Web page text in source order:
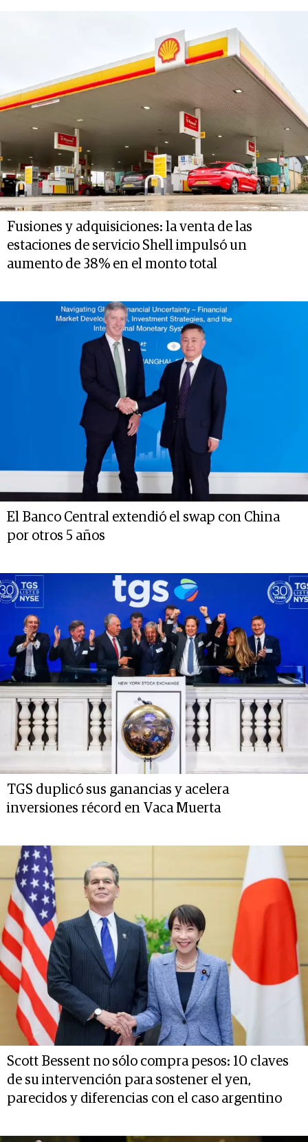
Fusiones y adquisiciones: la venta de las
estaciones de servicio Shell impulsó un
aumento de 38% en el monto total
El Banco Central extendió el swap con China
por otros 5 años
TGS duplicó sus ganancias y acelera
inversiones récord en Vaca Muerta
Scott Bessent no sólo compra pesos: 10 claves
de su intervención para sostener el yen,
parecidos y diferencias con el caso argentino